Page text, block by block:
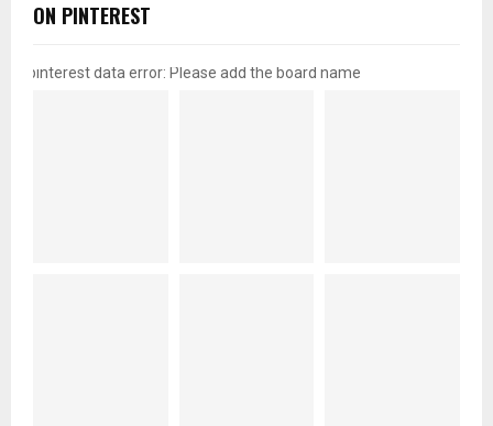
ON PINTEREST
pinterest data error: Please add the board name